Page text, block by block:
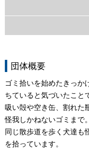
団体概要
ゴミ拾いを始めたきっか
ちていると気づいたこと
吸い殻や空き缶、割れた
怪我しかねないゴミまで。
同じ散歩道を歩く犬達も
を拾っています。